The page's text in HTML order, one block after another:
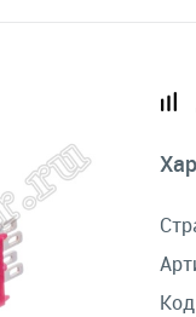
Код